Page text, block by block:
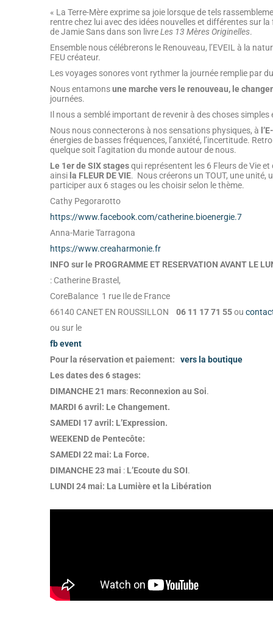
« La Terre-Mère exprime sa joie lorsque de tels
rentre chez lui avec des idées nouvelles et différentes sur
de Jamie Sans dans son livreLes 13 Mères Originelles.
Ensemble nous célébrerons le Renouveau, l’EVEIL à la
FEU créateur.
Les voyages sonores vont rythmer la journée remplie par
Nous entamonsune marche vers le renouveau, le
journées.
Il nous a semblé important de revenir à des choses simples
Nous nous connecterons à nos sensations physiques, à
énergies de basses fréquences, l’anxiété, l’incertitude.
quelque soit l’agitation du monde autour de nous.
Le 1er de SIX stagesqui représentent les 6 Fleurs de Vie
ainsi la FLEUR DE VIE. Nous créerons un TOUT, une unité,
participer aux 6 stages ou les choisir selon le thème.
Cathy Pegorarotto
https://www.facebook.com/catherine.bioenergie.7
Anna-Marie Tarragona
https://www.creaharmonie.fr
INFO sur le PROGRAMME ET RESERVATION AVANT LE
: Catherine Brastel,
CoreBalance 1 rue Ile de France
66140 CANET EN ROUSSILLON 06 11 17 71 55ou
ou sur le
fb event
Pour la réservation et paiement: vers la boutique
Les dates des 6 stages:
DIMANCHE 21 mars: Reconnexion au Soi.
MARDI 6 avril: Le Changement.
SAMEDI 17 avril: L’Expression.
WEEKEND de Pentecôte:
SAMEDI 22 mai: La Force.
DIMANCHE 23 mai : L’Ecoute du SOI.
LUNDI 24 mai: La Lumière et la Libération